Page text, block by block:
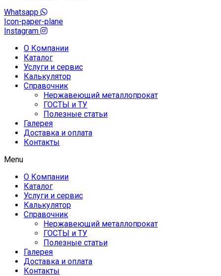
Whatsapp
Icon-paper-plane
Instagram
О Компании
Каталог
Услуги и сервис
Калькулятор
Справочник
Нержавеющий металлопрокат
ГОСТЫ и ТУ
Полезные статьи
Галерея
Доставка и оплата
Контакты
Menu
О Компании
Каталог
Услуги и сервис
Калькулятор
Справочник
Нержавеющий металлопрокат
ГОСТЫ и ТУ
Полезные статьи
Галерея
Доставка и оплата
Контакты